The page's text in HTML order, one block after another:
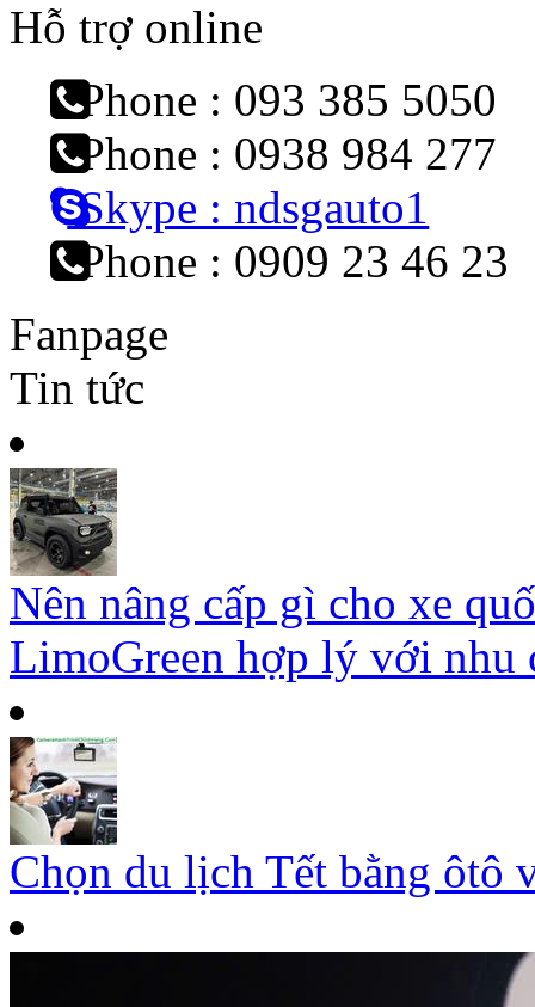
Hỗ trợ online
Phone : 093 385 5050
Phone : 0938 984 277
Skype : ndsgauto1
Phone : 0909 23 46 23
Fanpage
Tin tức
Nên nâng cấp gì cho xe
LimoGreen hợp lý với nhu
Chọn du lịch Tết bằng ôtô